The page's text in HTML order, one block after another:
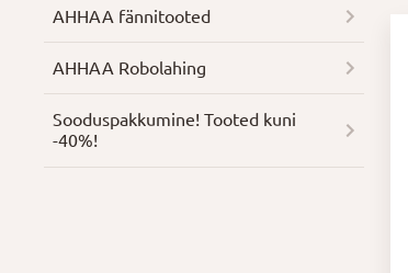
AHHAA fännitooted
AHHAA Robolahing
Soodus­pakkumine! Tooted kuni
-40%!